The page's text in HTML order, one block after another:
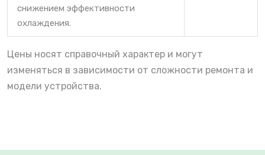
снижением эффективности
охлаждения.
Цены носят справочный характер и могут
изменяться в зависимости от сложности ремонта и
модели устройства.